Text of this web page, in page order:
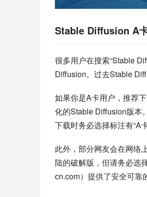
Stable Diffusion A
很多用户在搜索“Stable
Diffusion。过去Stable
如果你是A卡用户，推荐
化的Stable Diffusion版本
下载时务必选择标注有“A
此外，部分网友会在网络
陆的破解版，但请务必选
cn.com）提供了安全可靠